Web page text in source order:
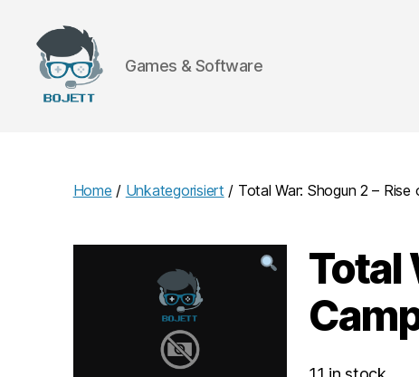
Games & Software
Home / Unkategorisiert / Total War: Shogun 2 – Rise
Total